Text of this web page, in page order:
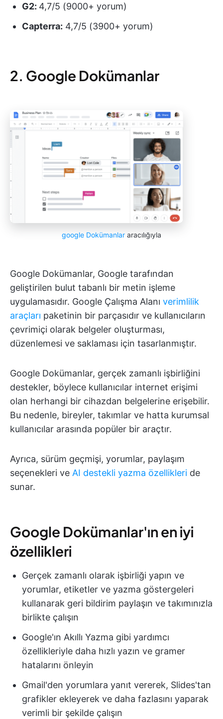
G2: 4,7/5 (9000+ yorum)
Capterra: 4,7/5 (3900+ yorum)
2. Google Dokümanlar
google Dokümanlar aracılığıyla
Google Dokümanlar, Google tarafından
geliştirilen bulut tabanlı bir metin işleme
uygulamasıdır. Google Çalışma Alanı verimlilik
araçları paketinin bir parçasıdır ve kullanıcıların
çevrimiçi olarak belgeler oluşturması,
düzenlemesi ve saklaması için tasarlanmıştır.
Google Dokümanlar, gerçek zamanlı işbirliğini
destekler, böylece kullanıcılar internet erişimi
olan herhangi bir cihazdan belgelerine erişebilir.
Bu nedenle, bireyler, takımlar ve hatta kurumsal
kullanıcılar arasında popüler bir araçtır.
Ayrıca, sürüm geçmişi, yorumlar, paylaşım
seçenekleri ve AI destekli yazma özellikleri de
sunar.
Google Dokümanlar'ın en iyi
özellikleri
Gerçek zamanlı olarak işbirliği yapın ve
yorumlar, etiketler ve yazma göstergeleri
kullanarak geri bildirim paylaşın ve takımınızla
birlikte çalışın
Google'ın Akıllı Yazma gibi yardımcı
özellikleriyle daha hızlı yazın ve gramer
hatalarını önleyin
Gmail'den yorumlara yanıt vererek, Slides'tan
grafikler ekleyerek ve daha fazlasını yaparak
verimli bir şekilde çalışın